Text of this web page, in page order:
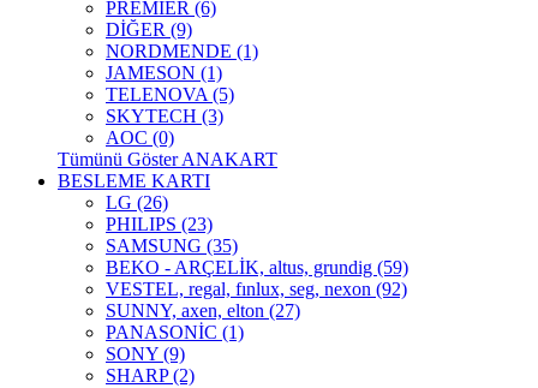
PREMİER (6)
DİĞER (9)
NORDMENDE (1)
JAMESON (1)
TELENOVA (5)
SKYTECH (3)
AOC (0)
Tümünü Göster ANAKART
BESLEME KARTI
LG (26)
PHILIPS (23)
SAMSUNG (35)
BEKO - ARÇELİK, altus, grundig (59)
VESTEL, regal, fınlux, seg, nexon (92)
SUNNY, axen, elton (27)
PANASONİC (1)
SONY (9)
SHARP (2)